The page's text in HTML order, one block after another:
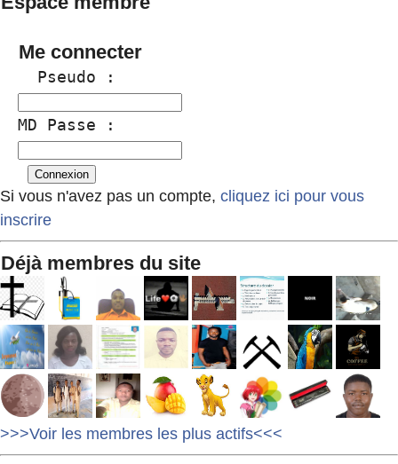
Me connecter
  Pseudo :
MD Passe :
Si vous n'avez pas un compte, cliquez ici pour vous
inscrire
Déjà membres du site
>>>Voir les membres les plus actifs<<<